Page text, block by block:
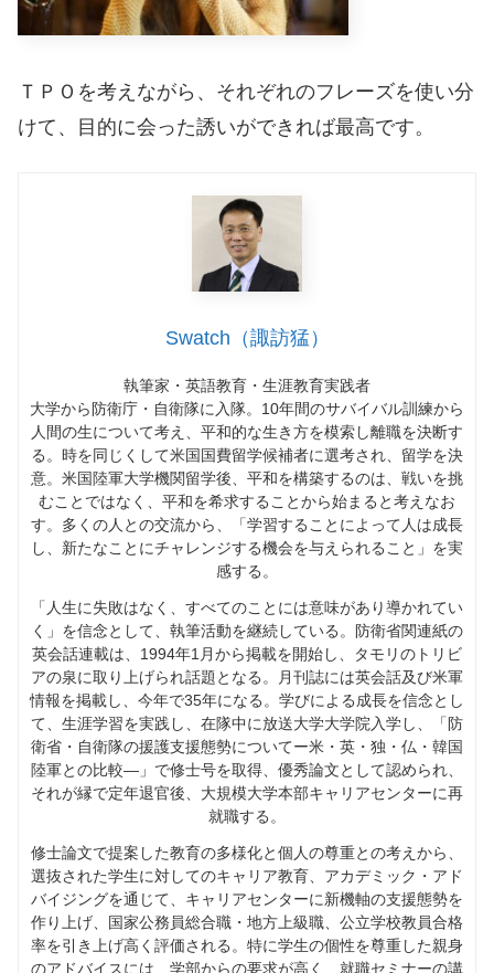
ＴＰＯを考えながら、それぞれのフレーズを使い分
けて、目的に会った誘いができれば最高です。
Swatch（諏訪猛）
執筆家・英語教育・生涯教育実践者
大学から防衛庁・自衛隊に入隊。10年間のサバイバル訓練から
人間の生について考え、平和的な生き方を模索し離職を決断す
る。時を同じくして米国国費留学候補者に選考され、留学を決
意。米国陸軍大学機関留学後、平和を構築するのは、戦いを挑
むことではなく、平和を希求することから始まると考えなお
す。多くの人との交流から、「学習することによって人は成長
し、新たなことにチャレンジする機会を与えられること」を実
感する。
「人生に失敗はなく、すべてのことには意味があり導かれてい
く」を信念として、執筆活動を継続している。防衛省関連紙の
英会話連載は、1994年1月から掲載を開始し、タモリのトリビ
アの泉に取り上げられ話題となる。月刊誌には英会話及び米軍
情報を掲載し、今年で35年になる。学びによる成長を信念とし
て、生涯学習を実践し、在隊中に放送大学大学院入学し、「防
衛省・自衛隊の援護支援態勢についてー米・英・独・仏・韓国
陸軍との比較―」で修士号を取得、優秀論文として認められ、
それが縁で定年退官後、大規模大学本部キャリアセンターに再
就職する。
修士論文で提案した教育の多様化と個人の尊重との考えから、
選抜された学生に対してのキャリア教育、アカデミック・アド
バイジングを通じて、キャリアセンターに新機軸の支援態勢を
作り上げ、国家公務員総合職・地方上級職、公立学校教員合格
率を引き上げ高く評価される。特に学生の個性を尊重した親身
のアドバイスには、学部からの要求が高く、就職セミナーの講